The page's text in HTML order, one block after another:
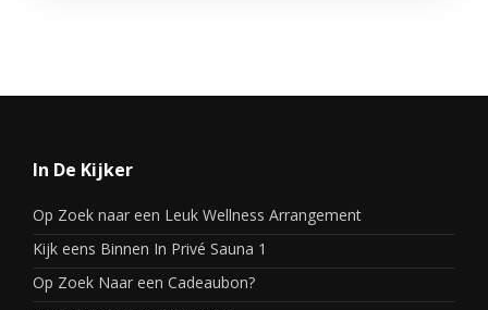
In De Kijker
Op Zoek naar een Leuk Wellness Arrangement
Kijk eens Binnen In Privé Sauna 1
Op Zoek Naar een Cadeaubon?